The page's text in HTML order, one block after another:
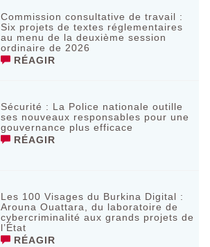
Commission consultative de travail :
Six projets de textes réglementaires
au menu de la deuxième session
ordinaire de 2026
RÉAGIR
Sécurité : La Police nationale outille
ses nouveaux responsables pour une
gouvernance plus efficace
RÉAGIR
Les 100 Visages du Burkina Digital :
Arouna Ouattara, du laboratoire de
cybercriminalité aux grands projets de
l’État
RÉAGIR